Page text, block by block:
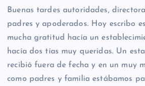
Buenas tardes autoridades,
padres y apoderados. Hoy escribo
mucha gratitud hacía un
hacía dos tías muy queridas. Un
recibió fuera de fecha y en un muy
como padres y familia estábamos